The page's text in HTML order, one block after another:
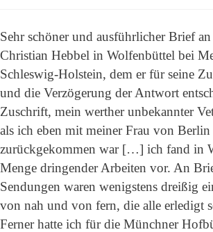
Sehr schöner und ausführlicher Brief an
Christian Hebbel in Wolfenbüttel bei
Schleswig-Holstein, dem er für seine
und die Verzögerung der Antwort
Zuschrift, mein werther unbekannter
als ich eben mit meiner Frau von Berlin
zurückgekommen war […] ich fand in
Menge dringender Arbeiten vor. An
Sendungen waren wenigstens dreißig
von nah und von fern, die alle erledigt
Ferner hatte ich für die Münchner